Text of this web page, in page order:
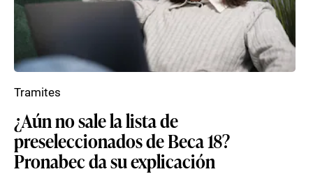
¿Aún no sale la lista de
preseleccionados de Beca 18?
Pronabec da su explicación
Tramites